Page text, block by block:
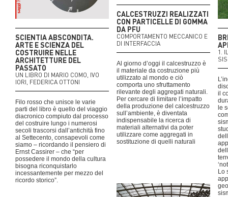
SCIENTIA ABSCONDITA.
ARTE E SCIENZA DEL
COSTRUIRE NELLE
ARCHITETTURE DEL
PASSATO
UN LIBRO DI MARIO COMO, IVO
IORI, FEDERICA OTTONI
Filo rosso che unisce le varie
parti del libro è quello del viaggio
diacronico compiuto dal processo
del costruire lungo i numerosi
secoli trascorsi dall’antichità fino
al Settecento, consapevoli come
siamo – ricordando il pensiero di
Ernst Cassirer – che “per
possedere il mondo della cultura
bisogna riconquistarlo
incessantemente per mezzo del
ricordo storico”.
CALCESTRUZZI REALIZZATI
CON PARTICELLE DI GOMMA
DA PFU
COMPORTAMENTO MECCANICO E
DI INTERFACCIA
Al giorno d’oggi il calcestruzzo è
il materiale da costruzione più
utilizzato al mondo e ciò
comporta uno sfruttamento
rilevante degli aggregati naturali.
Per cercare di limitare l’impatto
della produzione del calcestruzzo
sull’ambiente, è diventata
indispensabile la ricerca di
materiali alternativi da poter
utilizzare come aggregati in
sostituzione di quelli naturali
1.
il
le
Lo